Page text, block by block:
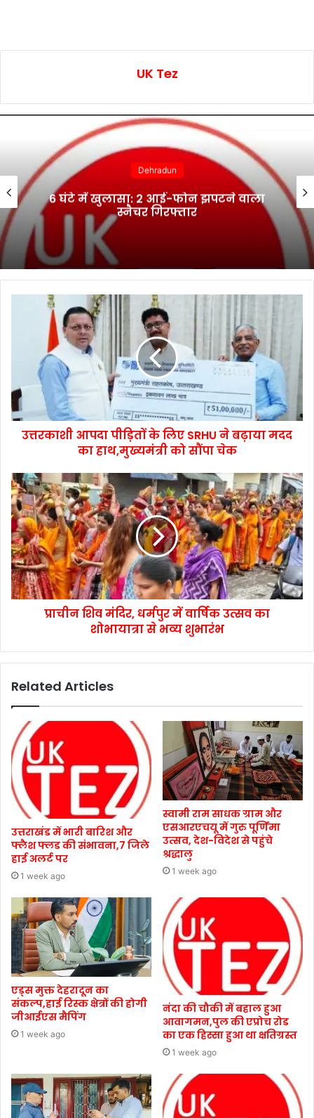
UK Tez
Dehradun
6 घंटे में खुलासा: 2 आई-फोन झपटने वाला
स्नैचर गिरफ्तार
उत्तरकाशी आपदा पीड़ितों के लिए SRHU ने बढ़ाया मदद
का हाथ,मुख्यमंत्री को सौंपा चेक
प्राचीन शिव मंदिर, धर्मपुर में वार्षिक उत्सव का
शोभायात्रा से भव्य शुभारंभ
Related Articles
उत्तराखंड में भारी बारिश और
फ्लैश फ्लड की संभावना,7 जिले
हाई अलर्ट पर
1 week ago
स्वामी राम साधक ग्राम और
एसआरएचयू में गुरु पूर्णिमा
उत्सव, देश-विदेश से पहुंचे
श्रद्धालु
1 week ago
एड्स मुक्त देहरादून का
संकल्प,हाई रिस्क क्षेत्रों की होगी
जीआईएस मैपिंग
1 week ago
नंदा की चौकी में बहाल हुआ
आवागमन,पुल की एप्रोच रोड
का एक हिस्सा हुआ था क्षतिग्रस्त
1 week ago